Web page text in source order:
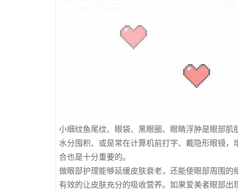
小细纹鱼尾纹、眼袋、黑眼圈、眼睛浮肿是眼部
水分囤积、或是常在计算机前打字、戴隐形眼镜
合也是十分重要的。
做眼部护理能够延缓皮肤衰老，还能使眼部周围
有效的让皮肤充分的吸收营养。如果爱美者眼部